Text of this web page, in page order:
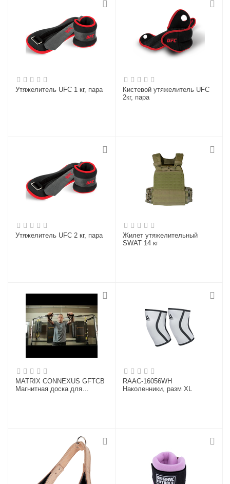
Утяжелитель UFC 1 кг, пара
Кистевой утяжелитель UFC
2кг, пара
Утяжелитель UFC 2 кг, пара
Жилет утяжелительный
SWAT 14 кг
MATRIX CONNEXUS GFTCB
Магнитная доска для
RAAC-16056WH
Наколенники, разм XL